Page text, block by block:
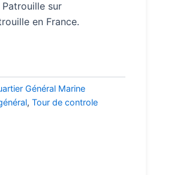
sur
en France.
Général Marine
,Tour de controle